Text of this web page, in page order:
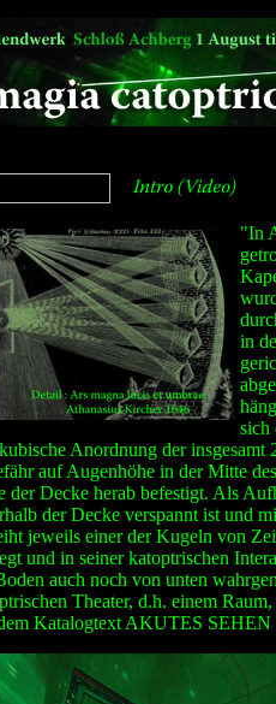
"In
in
sich
Anordnung der insgesamt
auf Augenhöhe in der Mitte
der Decke herab befestigt. Als
der Decke verspannt ist und
jeweils einer der Kugeln von
und in seiner katoptrischen
auch noch von unten
Theater, d.h. einem
Katalogtext AKUTES